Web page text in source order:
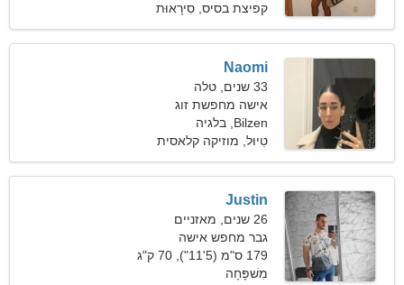
קפיצת בסיס, סִירָאוּת
Naomi
33 שנים, טלה
אישה מחפשת זוג
Bilzen, בלגיה
טִיוּל, מוזיקה קלאסית
Justin
26 שנים, מאזניים
גבר מחפש אישה
179 ס"מ (5'11"), 70 ק"ג
(154 פאונד)
מִשׁפָּחָה